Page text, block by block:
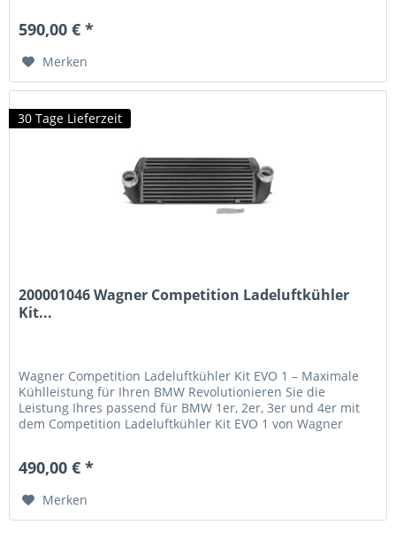
und Effizienz. Technische Highlights 68% größere...
590,00 € *
Merken
30 Tage Lieferzeit
200001046 Wagner Competition Ladeluftkühler
Kit...
Wagner Competition Ladeluftkühler Kit EVO 1 – Maximale
Kühlleistung für Ihren BMW Revolutionieren Sie die
Leistung Ihres passend für BMW 1er, 2er, 3er und 4er mit
dem Competition Ladeluftkühler Kit EVO 1 von Wagner
Leistungssteigerung zu erreichen. Technische...
490,00 € *
Merken